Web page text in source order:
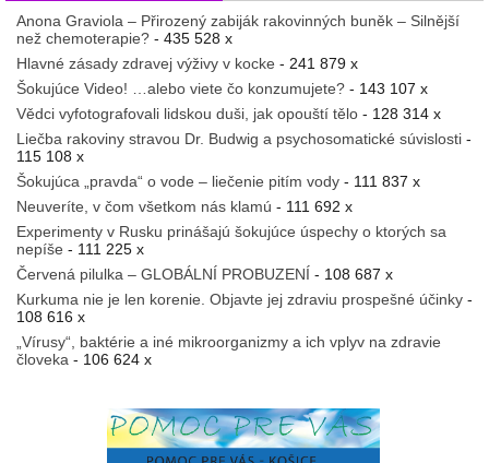
Anona Graviola – Přirozený zabiják rakovinných buněk – Silnější
než chemoterapie? - 435 528 x
Hlavné zásady zdravej výživy v kocke - 241 879 x
Šokujúce Video! …alebo viete čo konzumujete? - 143 107 x
Vědci vyfotografovali lidskou duši, jak opouští tělo - 128 314 x
Liečba rakoviny stravou Dr. Budwig a psychosomatické súvislosti -
115 108 x
Šokujúca „pravda“ o vode – liečenie pitím vody - 111 837 x
Neuveríte, v čom všetkom nás klamú - 111 692 x
Experimenty v Rusku prinášajú šokujúce úspechy o ktorých sa
nepíše - 111 225 x
Červená pilulka – GLOBÁLNÍ PROBUZENÍ - 108 687 x
Kurkuma nie je len korenie. Objavte jej zdraviu prospešné účinky -
108 616 x
„Vírusy“, baktérie a iné mikroorganizmy a ich vplyv na zdravie
človeka - 106 624 x